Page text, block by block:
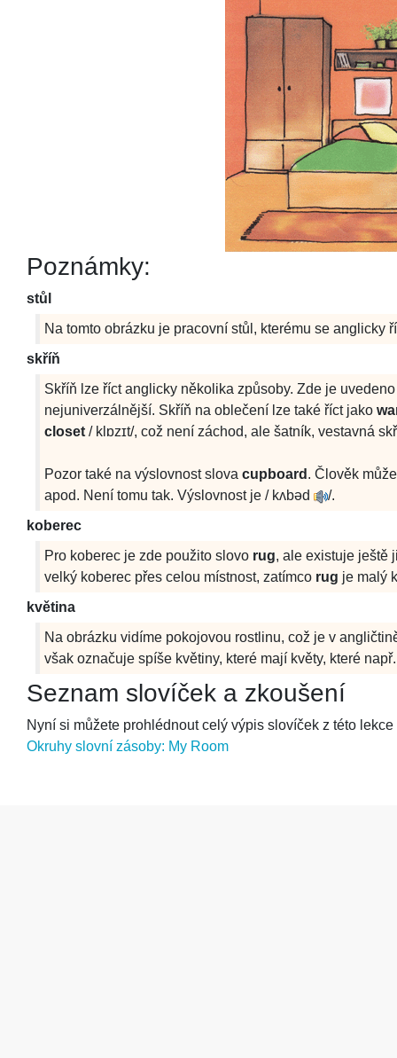
Poznámky:
stůl
Na tomto obrázku je pracovní stůl, kterému se anglicky
skříň
Skříň lze říct anglicky několika způsoby. Zde je
nejuniverzálnější. Skříň na oblečení lze také říct jako
closet /klɒzɪt/, což není záchod, ale šatník, vestavná
Pozor také na výslovnost slova cupboard . Člověk
apod. Není tomu tak. Výslovnost je /kʌbəd
/.
koberec
Pro koberec je zde použito slovo rug, ale existuje ještě
velký koberec přes celou místnost, zatímco rug je malý
květina
Na obrázku vidíme pokojovou rostlinu, což je v
však označuje spíše květiny, které mají květy, které
Seznam slovíček a zkoušení
Nyní si můžete prohlédnout celý výpis slovíček z této
Okruhy slovní zásoby: My Room